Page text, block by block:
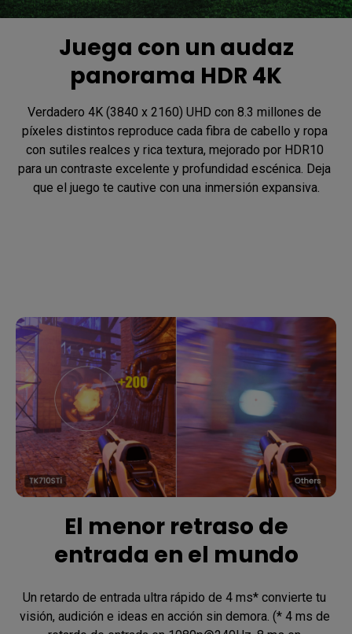
Juega con un audaz
panorama HDR 4K
Verdadero 4K (3840 x 2160) UHD con 8.3 millones de
píxeles distintos reproduce cada fibra de cabello y ropa
con sutiles realces y rica textura, mejorado por HDR10
para un contraste excelente y profundidad escénica. Deja
que el juego te cautive con una inmersión expansiva.
El menor retraso de
entrada en el mundo
Un retardo de entrada ultra rápido de 4 ms* convierte tu
visión, audición e ideas en acción sin demora. (* 4 ms de